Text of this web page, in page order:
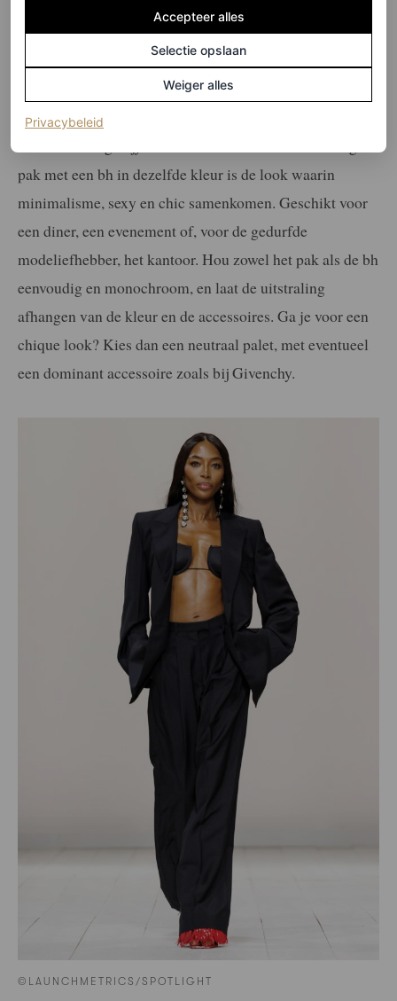
©LAUNCHMETRICS/SPOTLIGHT
Alexander McQueen lente/zomer 2026
Een ton sur ton look
pak met een bh in dezelfde kleur is de look waarin
minimalisme, sexy en chic samenkomen. Geschikt voor
een diner, een evenement of, voor de gedurfde
modeliefhebber, het kantoor. Hou zowel het pak als de bh
eenvoudig en monochroom, en laat de uitstraling
afhangen van de kleur en de accessoires. Ga je voor een
chique look? Kies dan een neutraal palet, met eventueel
een dominant accessoire zoals bij Givenchy.
©LAUNCHMETRICS/SPOTLIGHT
Accepteer alles
Selectie opslaan
Weiger alles
Privacybeleid